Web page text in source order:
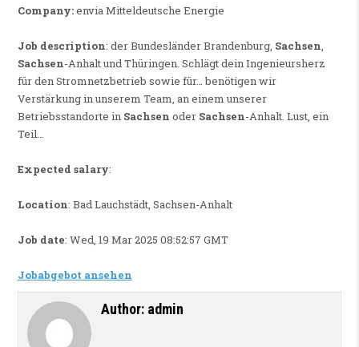
Company:envia Mitteldeutsche Energie
Job description: der Bundesländer Brandenburg, Sachsen,
Sachsen-Anhalt und Thüringen. Schlägt dein Ingenieursherz
für den Stromnetzbetrieb sowie für… benötigen wir
Verstärkung in unserem Team, an einem unserer
Betriebsstandorte in Sachsen oder Sachsen-Anhalt. Lust, ein
Teil…
Expected salary:
Location: Bad Lauchstädt, Sachsen-Anhalt
Job date: Wed, 19 Mar 2025 08:52:57 GMT
Jobabgebot ansehen
Author: admin